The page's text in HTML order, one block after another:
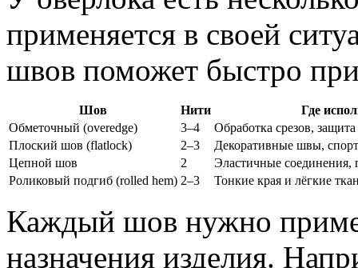
применяется в своей
швов поможет быстро
Шов Нити
Где
Обметочный (overedge)
3–4
Обработка срезов,
Плоский шов (flatlock)
2–3
Декоративные швы,
Цепной шов
2
Эластичные соединения,
Роликовый подгиб (rolled hem) 2–3 Тонкие края и лёгкие
Каждый шов нужно
назначения изделия.